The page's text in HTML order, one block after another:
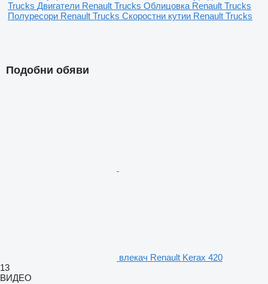
Trucks Двигатели Renault Trucks Облицовка Renault Trucks
Полуресори Renault Trucks Скоростни кутии Renault Trucks
Подобни обяви
влекач Renault Kerax 420
13
ВИДЕО